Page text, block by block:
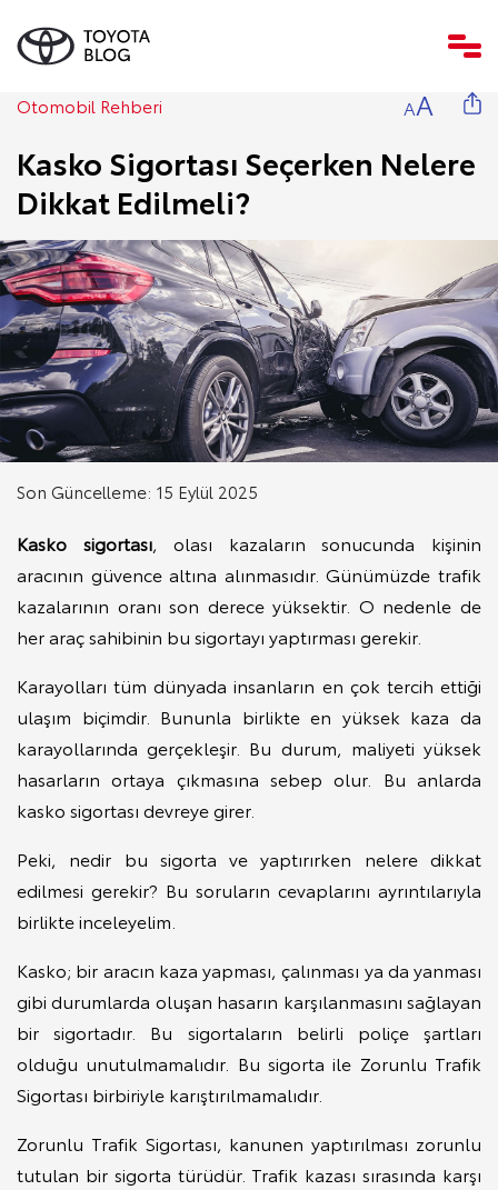
Otomobil Rehberi AA
Kasko Sigortası Seçerken Nelere
Dikkat Edilmeli?
Son Güncelleme: 15 Eylül 2025
Kasko sigortası, olası kazaların sonucunda kişinin
aracının güvence altına alınmasıdır. Günümüzde trafik
kazalarının oranı son derece yüksektir. O nedenle de
her araç sahibinin bu sigortayı yaptırması gerekir.
Karayolları tüm dünyada insanların en çok tercih ettiği
ulaşım biçimdir. Bununla birlikte en yüksek kaza da
karayollarında gerçekleşir. Bu durum, maliyeti yüksek
hasarların ortaya çıkmasına sebep olur. Bu anlarda
kasko sigortası devreye girer.
Peki, nedir bu sigorta ve yaptırırken nelere dikkat
edilmesi gerekir? Bu soruların cevaplarını ayrıntılarıyla
birlikte inceleyelim.
Kasko; bir aracın kaza yapması, çalınması ya da yanması
gibi durumlarda oluşan hasarın karşılanmasını sağlayan
bir sigortadır. Bu sigortaların belirli poliçe şartları
olduğu unutulmamalıdır. Bu sigorta ile Zorunlu Trafik
Sigortası birbiriyle karıştırılmamalıdır.
Zorunlu Trafik Sigortası, kanunen yaptırılması zorunlu
tutulan bir sigorta türüdür. Trafik kazası sırasında karşı